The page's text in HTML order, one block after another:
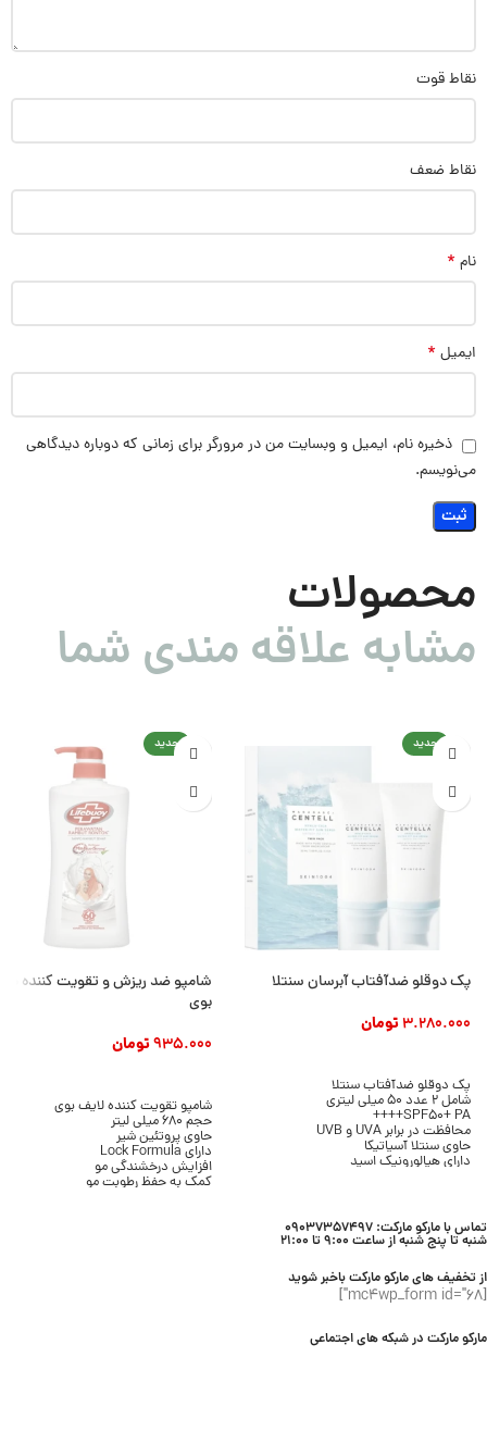
نقاط قوت
نقاط ضعف
نام *
ایمیل *
ذخیره نام، ایمیل و وبسایت من در مرورگر برای زمانی که دوباره دیدگاهی
می‌نویسم.
محصولات
مشابه علاقه مندی شما
جدید
پک دوقلو ضدآفتاب آبرسان سنتلا
3.280.000تومان
پک دوقلو ضدآفتاب سنتلا
شامل 2 عدد 50 میلی لیتری
SPF50+ PA++++
محافظت در برابر UVA و UVB
حاوی سنتلا آسیاتیکا
دارای هیالورونیک اسید
محصول برند SKIN1004
جدید
شامپو ضد ریزش و تقویت کننده مو
بوی
935.000تومان
شامپو تقویت کننده لایف بوی
حجم 680 میلی لیتر
حاوی پروتئین شیر
دارای Lock Formula
افزایش درخشندگی مو
کمک به حفظ رطوبت مو
تماس با مارکو مارکت: 09037357497
شنبه تا پنج شنبه از ساعت 9:00 تا 21:00
از تخفیف های مارکو مارکت باخبر شوید
[mc4wp_form id="68"]
مارکو مارکت در شبکه های اجتماعی